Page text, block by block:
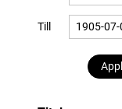
Till